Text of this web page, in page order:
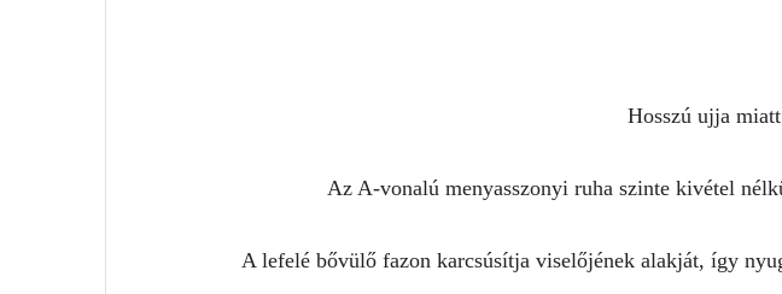
Hosszú ujja
Az A-vonalú menyasszonyi ruha szinte kivétel
A lefelé bővülő fazon karcsúsítja viselőjének alakját, így